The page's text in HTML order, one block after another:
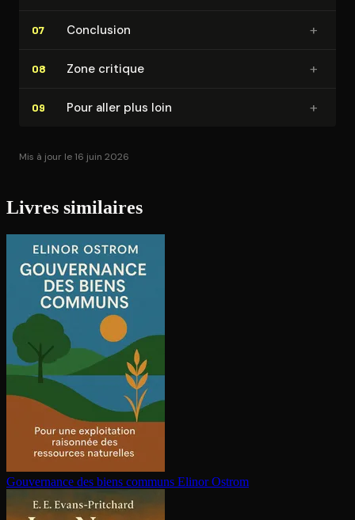
07 Conclusion +
08 Zone critique +
09 Pour aller plus loin +
Mis à jour le 16 juin 2026
Livres similaires
Gouvernance des biens communs Elinor Ostrom